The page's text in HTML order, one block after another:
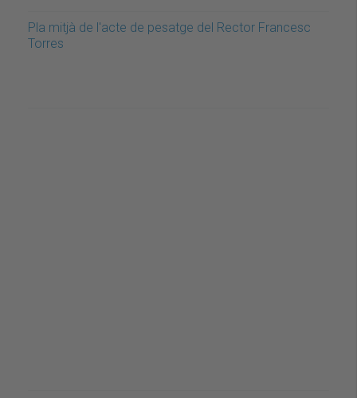
Pla mitjà de l'acte de pesatge del Rector Francesc
Torres